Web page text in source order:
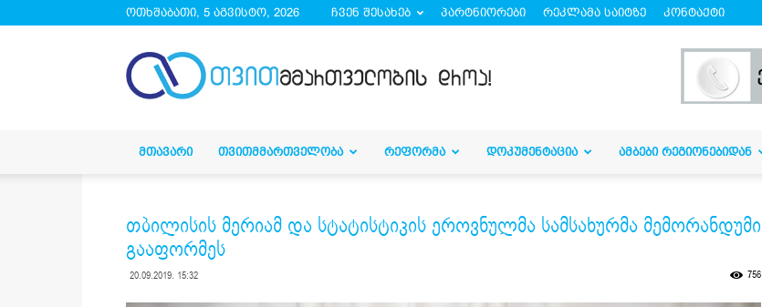
ოთხშაბათი, 5 აგვისტო, 2026 ჩვენ შესახებ პარტნიორები რეკლამა საიტზე კონტაქტი
ᲛᲗᲐᲕᲐᲠᲘ ᲗᲕᲘᲗᲛᲛᲐᲠᲗᲕᲔᲚᲝᲑᲐ ᲠᲔᲤᲝᲠᲛᲐ ᲓᲝᲙᲣᲛᲔᲜᲢᲐᲪᲘᲐ ᲐᲛᲑᲔᲑᲘ ᲠᲔᲒᲘᲝᲜᲔᲑᲘᲓᲐᲜ
თბილისის მერიამ და სტატისტიკის ეროვნულმა სამსახურმა მემორანდუმი
გააფორმეს
20.09.2019. 15:32 756